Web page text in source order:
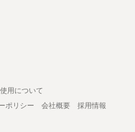
用について
ポリシー 会社概要
採用情報